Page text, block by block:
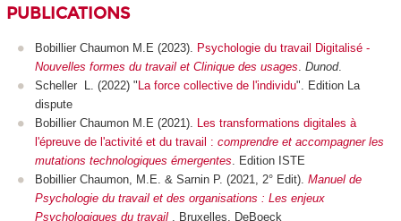
PUBLICATIONS
Bobillier Chaumon M.E (2023).
Psychologie du travail Digitalisé -
Nouvelles formes du travail et Clinique des usages Dunod.
Scheller L. (2022) " La force collective de l'individu". Edition La
dispute
Bobillier Chaumon M.E (2021).
Les transformations digitales à
l'épreuve de l'activité et du travail : comprendre et accompagner les
mutations technologiques émergentes . Edition ISTE
Bobillier Chaumon, M.E. & Sarnin P. (2021, 2° Edit). Manuel de
Psychologie du travail et des organisations : Les enjeux
Psychologiques du travail
. Bruxelles, DeBoeck